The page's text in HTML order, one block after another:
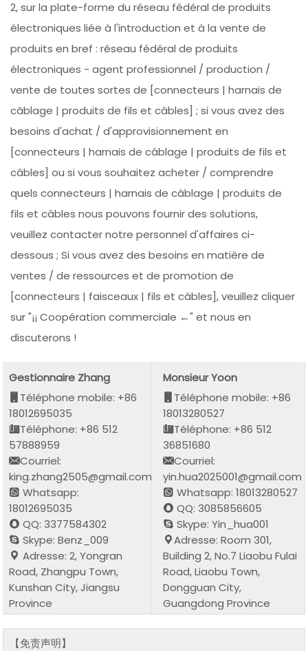
2, sur la plate-forme du réseau fédéral de produits
électroniques liée à l'introduction et à la vente de
produits en bref : réseau fédéral de produits
électroniques - agent professionnel / production /
vente de toutes sortes de [connecteurs | harnais de
câblage | produits de fils et câbles] ; si vous avez des
besoins d'achat / d'approvisionnement en
[connecteurs | harnais de câblage | produits de fils et
câbles] ou si vous souhaitez acheter / comprendre
quels connecteurs | harnais de câblage | produits de
fils et câbles nous pouvons fournir des solutions,
veuillez contacter notre personnel d'affaires ci-
dessous ; Si vous avez des besoins en matière de
ventes / de ressources et de promotion de
[connecteurs | faisceaux | fils et câbles], veuillez cliquer
sur "¡¡ Coopération commerciale ←" et nous en
discuterons !
Gestionnaire Zhang
Téléphone mobile: +86
18012695035
Téléphone: +86 512
57888959
Courriel:
king.zhang2505@gmail.com
Whatsapp:
18012695035
QQ: 3377584302
Skype: Benz_009
Adresse: 2, Yongran
Road, Zhangpu Town,
Kunshan City, Jiangsu
Province
Monsieur Yoon
Téléphone mobile: +86
18013280527
Téléphone: +86 512
36851680
Courriel:
yin.hua2025001@gmail.com
Whatsapp: 18013280527
QQ: 3085856605
Skype: Yin_hua001
Adresse: Room 301,
Building 2, No.7 Liaobu Fulai
Road, Liaobu Town,
Dongguan City,
Guangdong Province
【免责声明】